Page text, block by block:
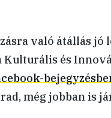
való átállás jó
Kulturális és
még jobban is